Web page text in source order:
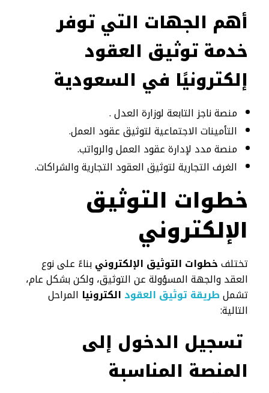
أهم الجهات التي توفر
خدمة توثيق العقود
إلكترونيًا في السعودية
منصة ناجز التابعة لوزارة العدل .
التأمينات الاجتماعية لتوثيق عقود العمل.
منصة مدد لإدارة عقود العمل والرواتب.
الغرف التجارية لتوثيق العقود التجارية والشراكات.
خطوات التوثيق
الإلكتروني
تختلفخطوات التوثيق الإلكترونيبناءً على نوع
العقد والجهة المسؤولة عن التوثيق، ولكن بشكل عام،
تشملطريقة توثيق العقود الكترونيا المراحل
التالية:
تسجيل الدخول إلى
المنصة المناسبة